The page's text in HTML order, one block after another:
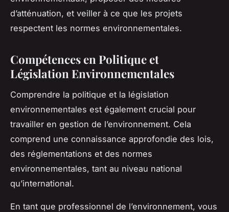
d’atténuation, et veiller à ce que les projets
respectent les normes environnementales.
Compétences en Politique et
Législation Environnementales
Comprendre la politique et la législation
environnementales est également crucial pour
travailler en gestion de l’environnement. Cela
comprend une connaissance approfondie des lois,
des réglementations et des normes
environnementales, tant au niveau national
qu’international.
En tant que professionnel de l’environnement, vous